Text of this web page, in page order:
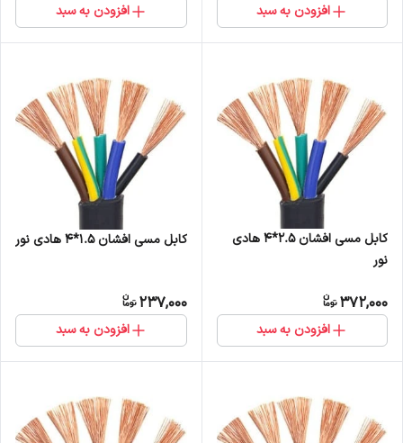
افزودن به سبد افزودن به سبد
کابل مسی افشان 2.5*4 هادی
نور
372,000
افزودن به سبد
کابل مسی افشان 1.5*4 هادی نور
237,000
افزودن به سبد